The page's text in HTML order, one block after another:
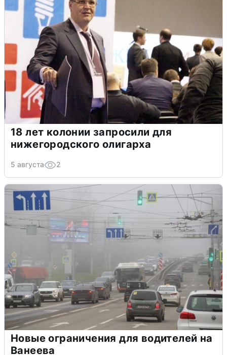
18 лет колонии запросили для
нижегородского олигарха
5 августа 2
Новые ограничения для водителей на
Ванеева